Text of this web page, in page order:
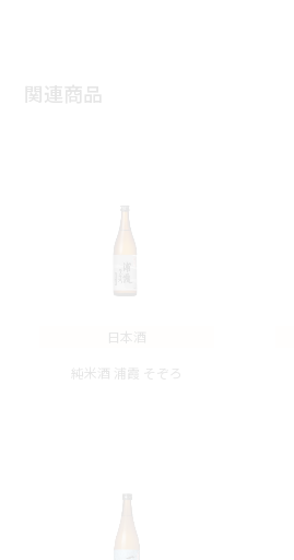
関連商品
日本酒
純米酒 浦霞 そぞろ